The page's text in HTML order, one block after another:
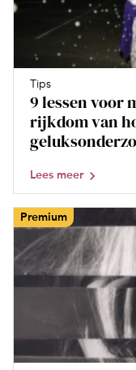
Tips
9 lessen voor
rijkdom van
Lees meer
Premium